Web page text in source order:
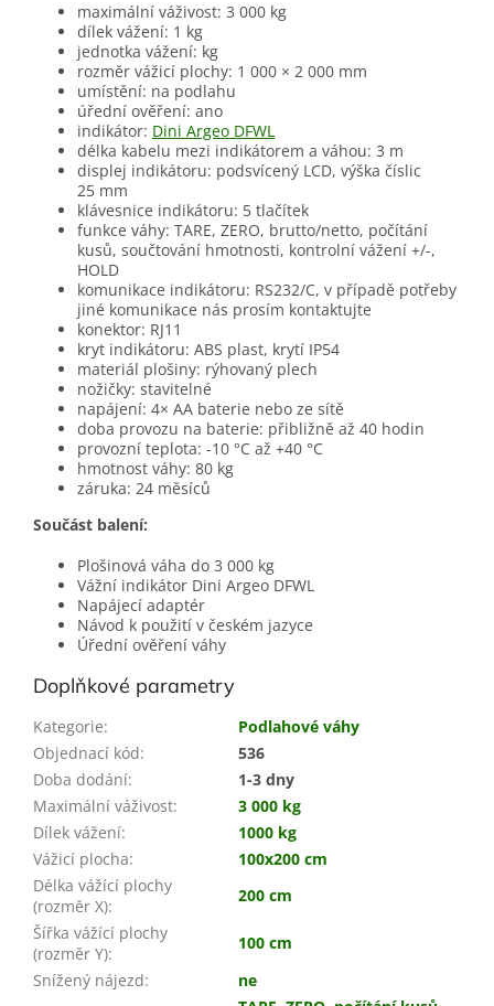
maximální váživost: 3 000 kg
dílek vážení: 1 kg
jednotka vážení: kg
rozměr vážicí plochy: 1 000 × 2 000 mm
umístění: na podlahu
úřední ověření: ano
indikátor: Dini Argeo DFWL
délka kabelu mezi indikátorem a váhou: 3 m
displej indikátoru: podsvícený LCD, výška číslic
25 mm
klávesnice indikátoru: 5 tlačítek
funkce váhy: TARE, ZERO, brutto/netto, počítání
kusů, součtování hmotnosti, kontrolní vážení +/-,
HOLD
komunikace indikátoru: RS232/C, v případě potřeby
jiné komunikace nás prosím kontaktujte
konektor: RJ11
kryt indikátoru: ABS plast, krytí IP54
materiál plošiny: rýhovaný plech
nožičky: stavitelné
napájení: 4× AA baterie nebo ze sítě
doba provozu na baterie: přibližně až 40 hodin
provozní teplota: -10 °C až +40 °C
hmotnost váhy: 80 kg
záruka: 24 měsíců
Součást balení:
Plošinová váha do 3 000 kg
Vážní indikátor Dini Argeo DFWL
Napájecí adaptér
Návod k použití v českém jazyce
Úřední ověření váhy
Doplňkové parametry
Kategorie:
Podlahové váhy
Objednací kód:
536
Doba dodání:
1-3 dny
Maximální váživost:
3 000 kg
Dílek vážení:
1000 kg
Vážicí plocha:
100x200 cm
Délka vážící plochy
(rozměr X):
200 cm
Šířka vážící plochy
(rozměr Y):
100 cm
Snížený nájezd:
ne